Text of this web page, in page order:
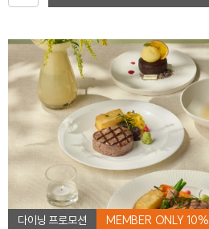
다이닝 프로모션 MEMBER ONLY 10%